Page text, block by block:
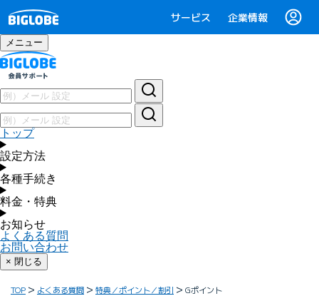
サービス 企業情報
メニュー
トップ
設定方法
各種手続き
料金・特典
お知らせ
よくある質問
お問い合わせ
× 閉じる
TOP よくある質問 特典／ポイント／割引 Gポイント